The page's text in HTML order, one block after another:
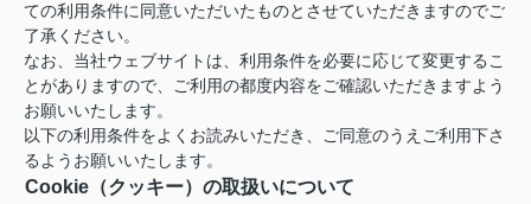
ての利用条件に同意いただいたものとさせていただきますのでご
了承ください。
なお、当社ウェブサイトは、利用条件を必要に応じて変更するこ
とがありますので、ご利用の都度内容をご確認いただきますよう
お願いいたします。
以下の利用条件をよくお読みいただき、ご同意のうえご利用下さ
るようお願いいたします。
Cookie（クッキー）の取扱いについて